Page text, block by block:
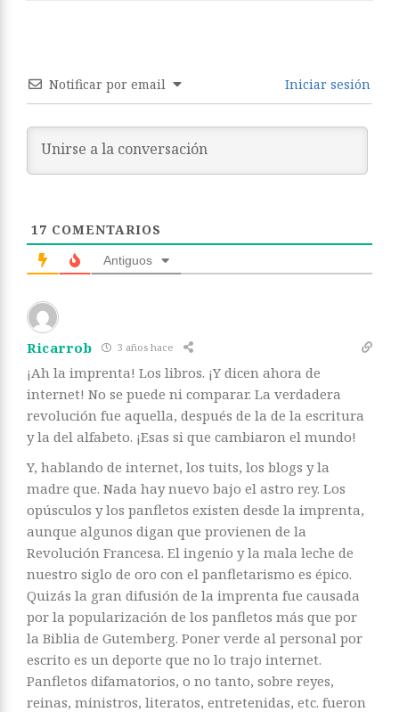
Notificar por email Iniciar sesión
17 COMENTARIOS
Antiguos
Ricarrob 3 años hace
¡Ah la imprenta! Los libros. ¡Y dicen ahora de
internet! No se puede ni comparar. La verdadera
revolución fue aquella, después de la de la escritura
y la del alfabeto. ¡Esas si que cambiaron el mundo!
Y, hablando de internet, los tuits, los blogs y la
madre que. Nada hay nuevo bajo el astro rey. Los
opúsculos y los panfletos existen desde la imprenta,
aunque algunos digan que provienen de la
Revolución Francesa. El ingenio y la mala leche de
nuestro siglo de oro con el panfletarismo es épico.
Quizás la gran difusión de la imprenta fue causada
por la popularización de los panfletos más que por
la Biblia de Gutemberg. Poner verde al personal por
escrito es un deporte que no lo trajo internet.
Panfletos difamatorios, o no tanto, sobre reyes,
reinas, ministros, literatos, entretenidas, etc. fueron